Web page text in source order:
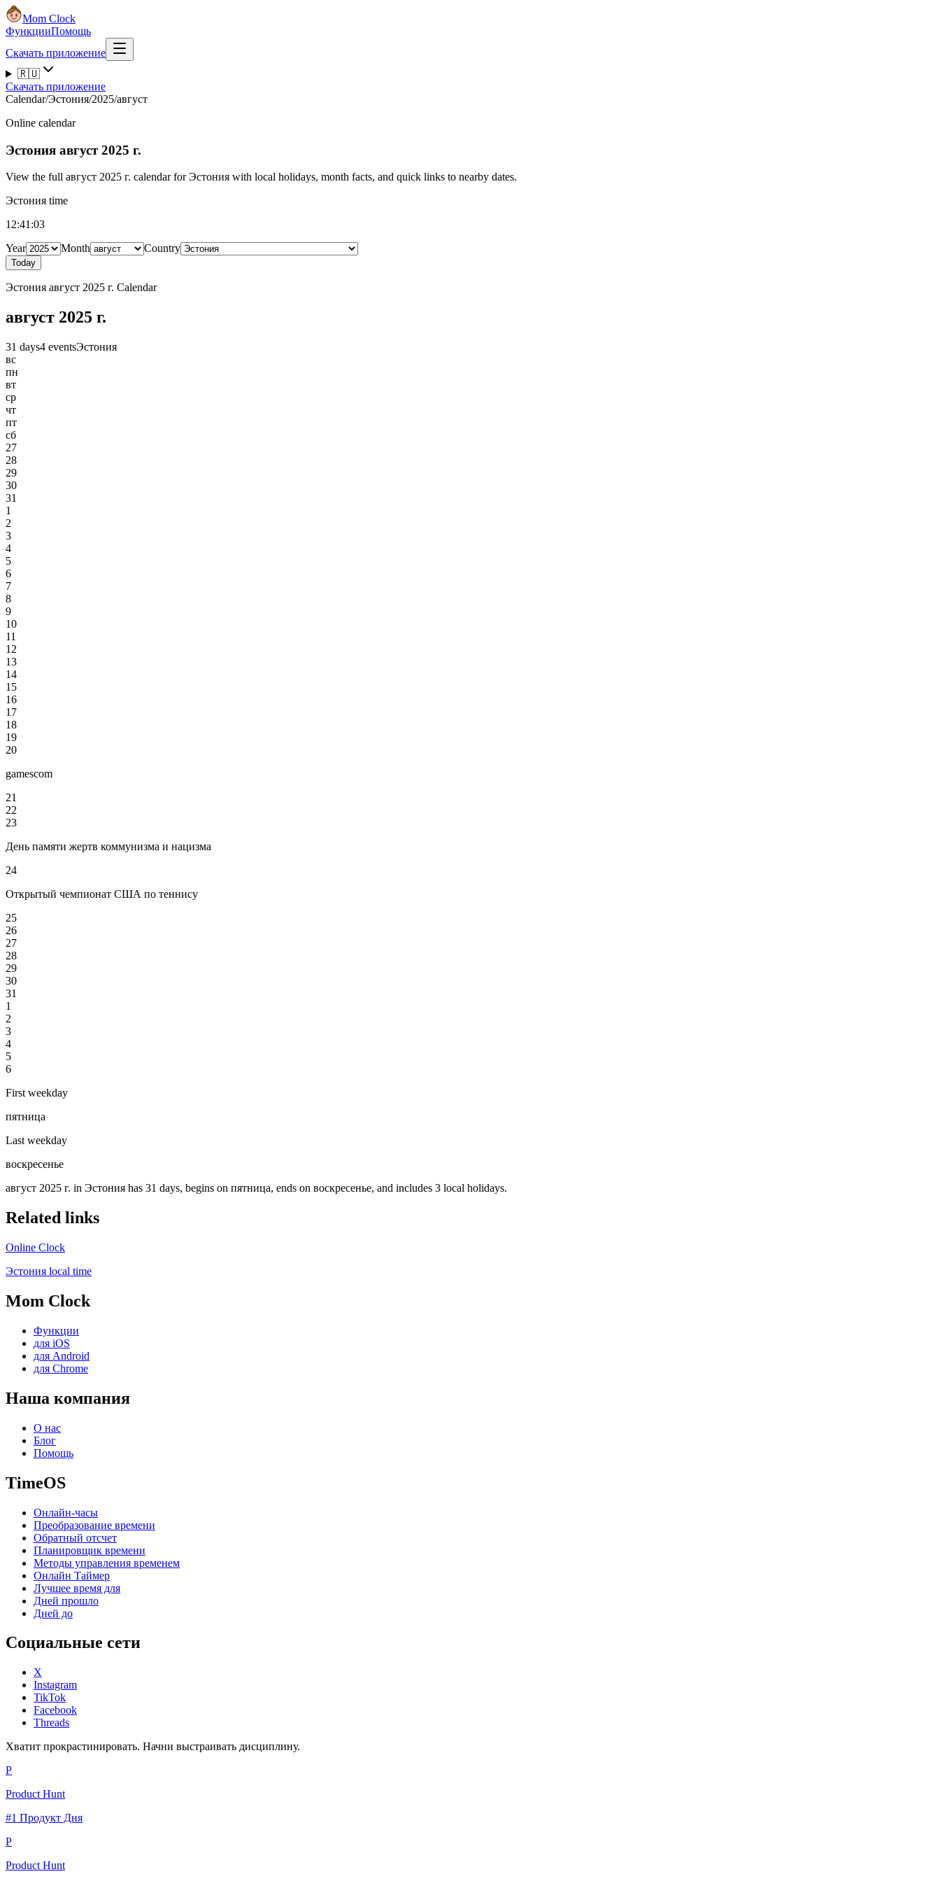
Mom Clock
ФункцииПомощь
Скачать приложение
🇷🇺
Скачать приложение
Calendar/Эстония/2025/август
Online calendar
Эстония август 2025 г.
View the full август 2025 г. calendar for Эстония with local holidays, month facts, and quick links to nearby dates.
Эстония time
12:41:04
Year
Month Country
Today
Эстония август 2025 г. Calendar
август 2025 г.
31 days4 eventsЭстония
вс
пн
вт
ср
чт
пт
сб
27
28
29
30
31
1
2
3
4
5
6
7
8
9
10
11
12
13
14
15
16
17
18
19
20
gamescom
21
22
23
День памяти жертв коммунизма и нацизма
24
Открытый чемпионат США по теннису
25
26
27
28
29
30
31
1
2
3
4
5
6
First weekday
пятница
Last weekday
воскресенье
август 2025 г. in Эстония has 31 days, begins on пятница, ends on воскресенье, and includes 3 local holidays.
Related links
Online Clock
Эстония local time
Mom Clock
Функции
для iOS
для Android
для Chrome
Наша компания
О нас
Блог
Помощь
TimeOS
Онлайн-часы
Преобразование времени
Обратный отсчет
Планировщик времени
Методы управления временем
Онлайн Таймер
Лучшее время для
Дней прошло
Дней до
Социальные сети
X
Instagram
TikTok
Facebook
Threads
Хватит прокрастинировать. Начни выстраивать дисциплину.
P
Product Hunt
#1 Продукт Дня
P
Product Hunt